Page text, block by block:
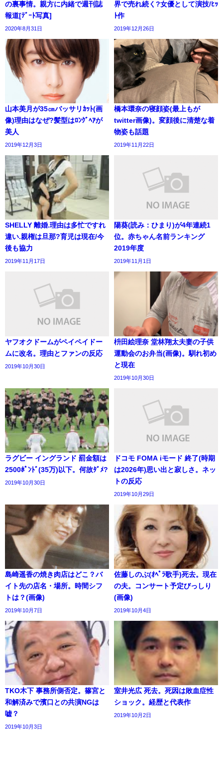
の裏事情。親方に内緒で週刊誌
報道[ﾃﾞｰﾄ写真]
2020年8月31日
界で売れ続く?女優として演技/ﾋｯ
ﾄ作
2019年12月26日
山本美月が35㎝バッサリｶｯﾄ(画
像)理由はなぜ?髪型はﾛﾝｸﾞﾍｱが
美人
2019年12月3日
橋本環奈の寝顔姿(最上もが
twitter画像)。変顔後に清楚な着
物姿も話題
2019年11月22日
SHELLY 離婚.理由は多忙ですれ
違い.親権は旦那?育児は現在/今
後も協力
2019年11月17日
陽葵(読み：ひまり)が4年連続1
位。赤ちゃん名前ランキング
2019年度
2019年11月1日
ヤフオクドームがペイペイドー
ムに改名。理由とファンの反応
2019年10月30日
枡田絵理奈 堂林翔太夫妻の子供
運動会のお弁当(画像)。馴れ初め
と現在
2019年10月30日
ラグビー イングランド 罰金額は
2500ﾎﾟﾝﾄﾞ(35万)以下。何故ﾀﾞﾒ?
2019年10月30日
ドコモ FOMA iモード 終了(時期
は2026年)思い出と寂しさ。ネッ
トの反応
2019年10月29日
島崎遥香の焼き肉店はどこ？バ
イト先の店名・場所。時間シフ
トは？(画像)
2019年10月7日
佐藤しのぶ(ｵﾍﾟﾗ歌手)死去。現在
の夫。コンサート予定びっしり
(画像)
2019年10月4日
TKO木下 事務所側否定。篠宮と
和解済みで濱口との共演NGは
嘘？
2019年10月3日
室井光広 死去。死因は敗血症性
ショック。経歴と代表作
2019年10月2日